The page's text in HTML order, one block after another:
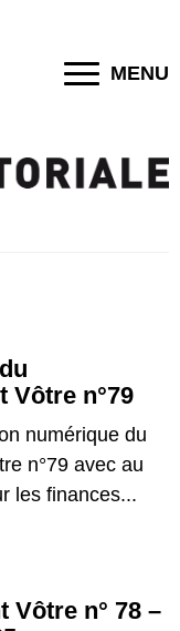
MENU
Vôtre n°79
numérique du
n°79 avec au
les finances...
Vôtre n° 78 –